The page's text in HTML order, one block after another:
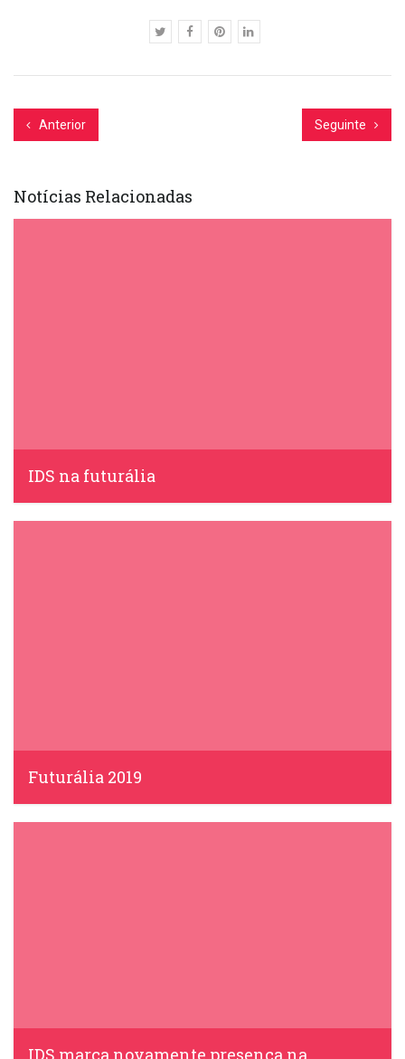
Anterior Seguinte
Notícias Relacionadas
IDS na futurália
IDS, 21 Março, 2024
Futurália 2019
IDS, 8 Abril, 2019
IDS marca novamente presença na